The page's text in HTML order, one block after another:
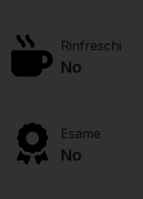
Rinfreschi
No
Esame
No